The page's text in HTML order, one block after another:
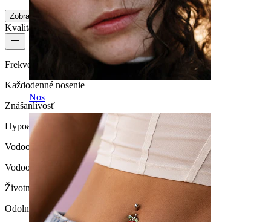
Nos
Zobraziť viac
Kvalita produktu
Frekvencia nosenia
Každodenné nosenie
Znášanlivosť
Hypoalergénne
Vodoodolnosť
Vodoodolné
Životnosť
Odolné